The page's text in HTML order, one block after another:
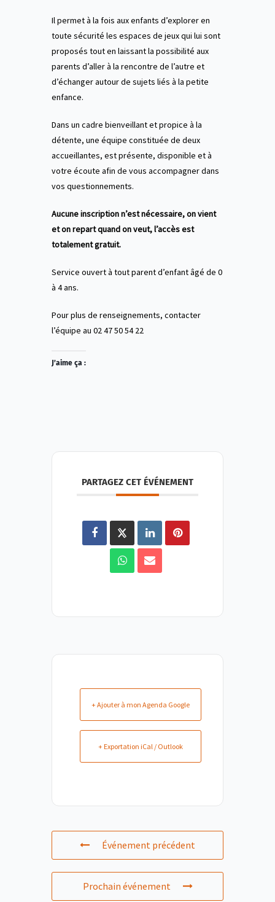
Il permet à la fois aux enfants d’explorer en
toute sécurité les espaces de jeux qui lui sont
proposés tout en laissant la possibilité aux
parents d’aller à la rencontre de l’autre et
d’échanger autour de sujets liés à la petite
enfance.
Dans un cadre bienveillant et propice à la
détente, une équipe constituée de deux
accueillantes, est présente, disponible et à
votre écoute afin de vous accompagner dans
vos questionnements.
Aucune inscription n’est nécessaire, on vient
et on repart quand on veut, l’accès est
totalement gratuit.
Service ouvert à tout parent d’enfant âgé de 0
à 4 ans.
Pour plus de renseignements, contacter
l’équipe au 02 47 50 54 22
J’aime ça :
PARTAGEZ CET ÉVÉNEMENT
+ Ajouter à mon Agenda Google
+ Exportation iCal / Outlook
Événement précédent
Prochain événement